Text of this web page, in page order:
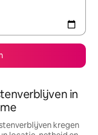
in
kregen